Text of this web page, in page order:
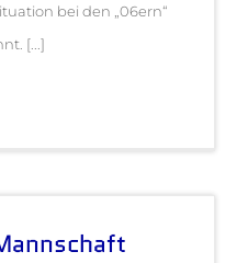
bei den „06ern“
[...]